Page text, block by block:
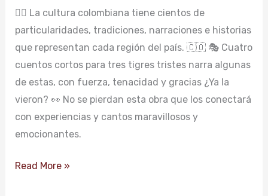
👉🏻 La cultura colombiana tiene cientos de
particularidades, tradiciones, narraciones e historias
que representan cada región del país. 🇨🇴 🎭 Cuatro
cuentos cortos para tres tigres tristes narra algunas
de estas, con fuerza, tenacidad y gracias ¿Ya la
vieron? 👀 No se pierdan esta obra que los conectará
con experiencias y cantos maravillosos y
emocionantes.
TRISTES
Read More »